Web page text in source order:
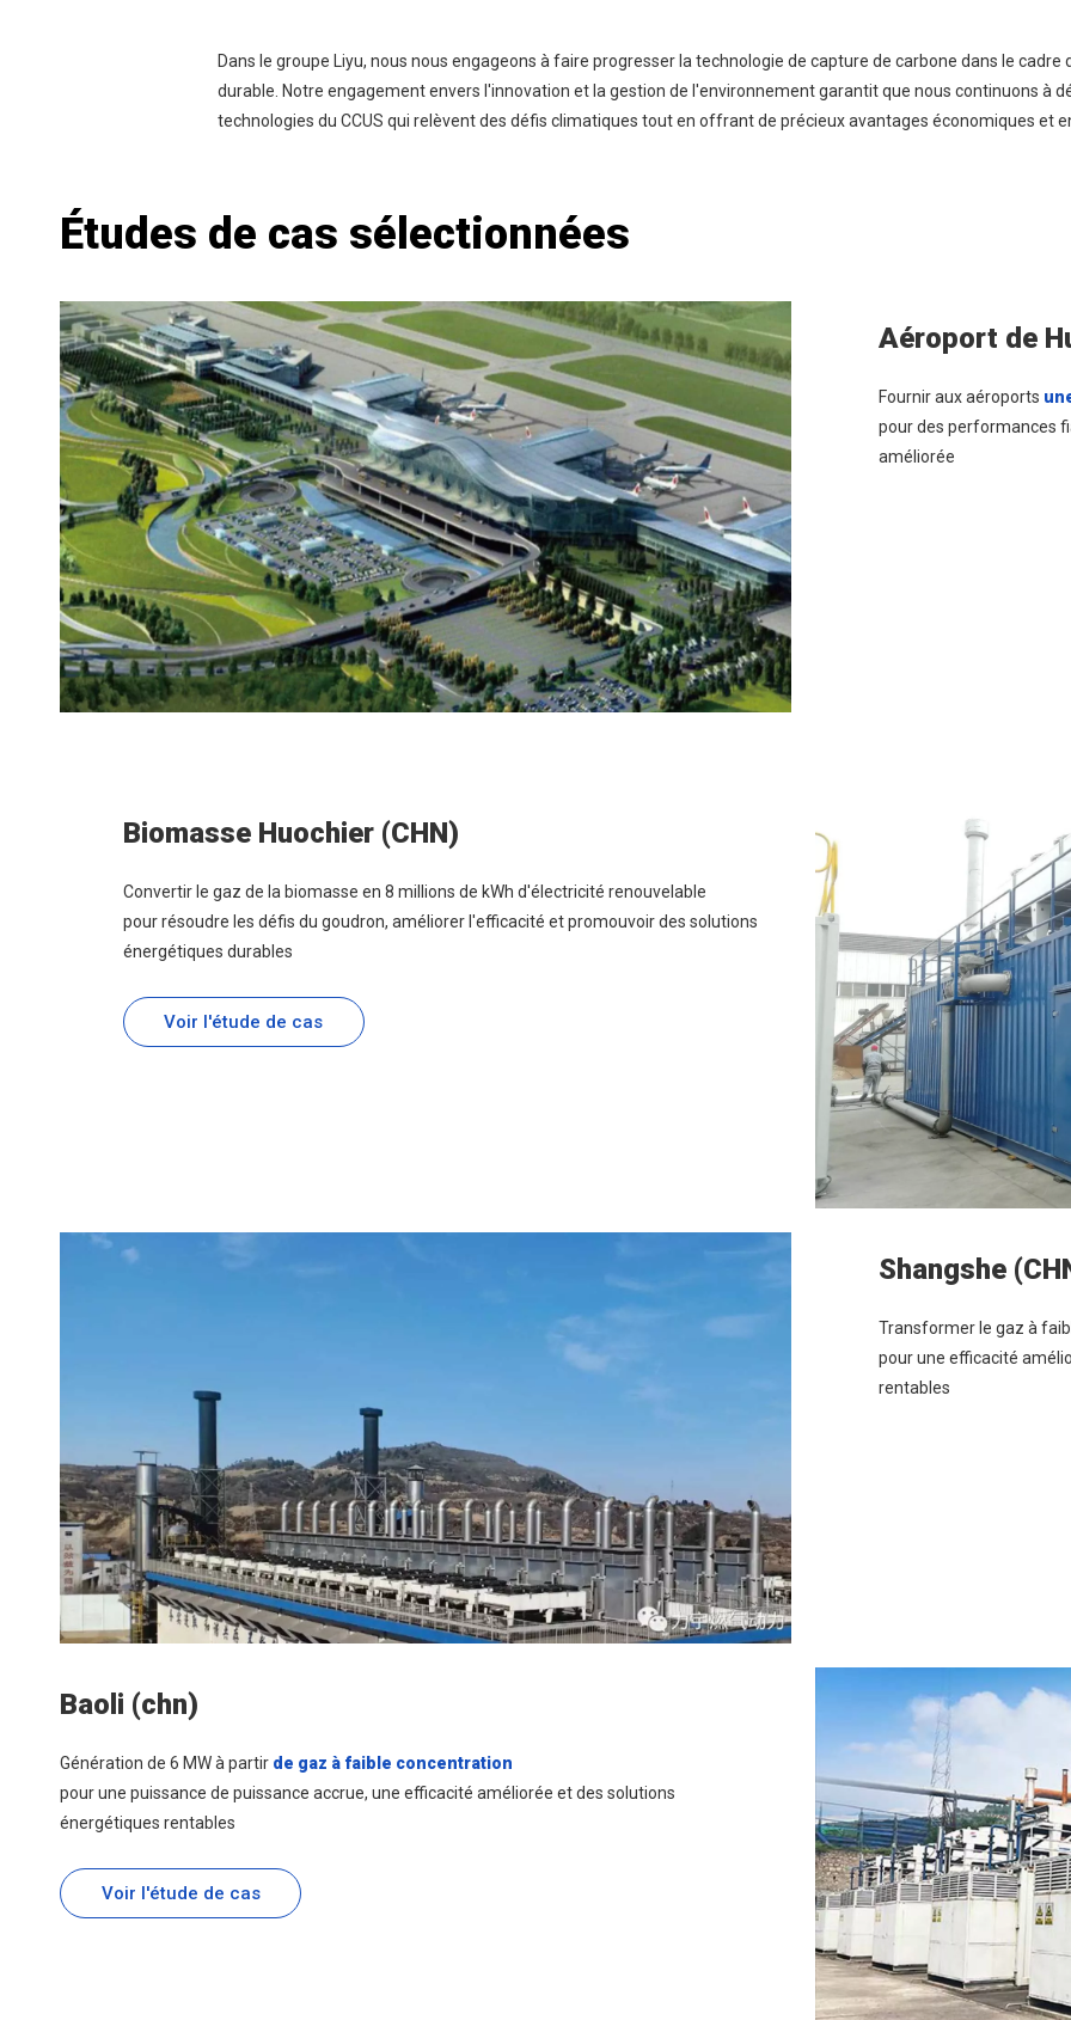
Dans le groupe Liyu, nous nous engageons à faire progresser la technologie de capture de carbone dans le
durable. Notre engagement envers l'innovation et la gestion de l'environnement garantit que nous continuons à
technologies du CCUS qui relèvent des défis climatiques tout en offrant de précieux avantages économiques et
Études de cas sélectionnées
Aéroport de
Fournir aux aéroports
pour des performances
améliorée
Biomasse Huochier (CHN)
Convertir le gaz de la biomasse en 8 millions de kWh d'électricité renouvelable
pour résoudre les défis du goudron, améliorer l'efficacité et promouvoir des solutions
énergétiques durables
Voir l'étude de cas
Shangshe
Transformer le gaz à
pour une efficacité
rentables
Baoli (chn)
Génération de 6 MW à partir de gaz à faible concentration
pour une puissance de puissance accrue, une efficacité améliorée et des solutions
énergétiques rentables
Voir l'étude de cas